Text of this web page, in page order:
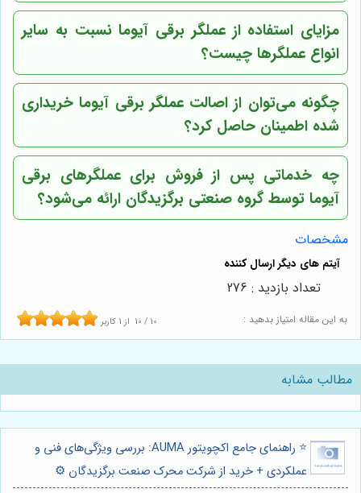
مزایای استفاده از عملگر برقی آیوما نسبت به سایر
انواع عملگرها چیست؟
چگونه می‌توان از اصالت عملگر برقی آیوما خریداری
شده اطمینان حاصل کرد؟
چه خدماتی پس از فروش برای عملگرهای برقی
آیوما توسط گروه صنعتی برگزیدگان ارائه می‌شود؟
مشخصات
به این مقاله امتیاز بدهید : 10 / 10 از 1 کاربر
تعداد بازدید : 276
مطالب مشابه
⭐️ راهنمای جامع اکچویتور AUMA: بررسی ویژگی‌های فنی و
عملکردی + خرید از شرکت محرک صنعت برگزیدگان ⚙️